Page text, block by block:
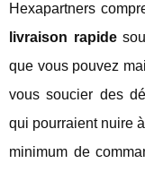
Hexapartners
livraison rapide
que vous pouvez
vous soucier des
qui pourraient nuire
minimum de